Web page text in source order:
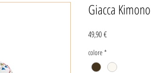
Giacca Kimono
49,90 €Prezzo
colore *